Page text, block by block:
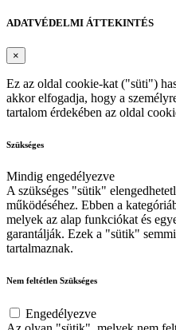
ADATVÉDELMI ÁTTEKINTÉS
×
Ez az oldal cookie-kat ("süti")
akkor elfogadja, hogy a
tartalom érdekében az oldal
Szükséges
Mindig engedélyezve
A szükséges "sütik"
működéséhez. Ebben a
melyek az alap funkciókat és
garantálják. Ezek a "sütik"
tartalmaznak.
Nem feltétlen Szükséges
Engedélyezve